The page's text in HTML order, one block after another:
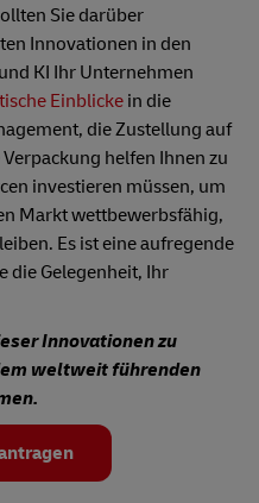
Sie darüber
Innovationen in den
KI Ihr Unternehmen
Einblickein die
die Zustellung auf
helfen Ihnen zu
investieren müssen, um
Markt wettbewerbsfähig,
Es ist eine aufregende
die Gelegenheit, Ihr
Innovationen zu
weltweit führenden